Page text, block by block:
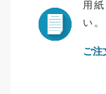
用
い。
ご注